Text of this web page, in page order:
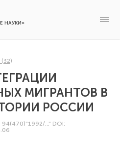
НАУКИ»
МИГРАНТОВ В
РОССИИ
94(470)"1992/..." DOI: